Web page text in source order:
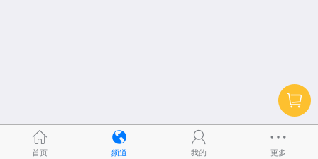
首页 频道 我的 更多